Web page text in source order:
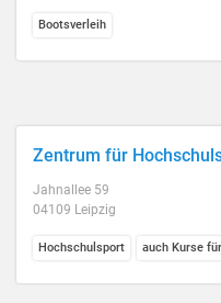
Bootsverleih
Zentrum für
Jahnallee 59
04109 Leipzig
Hochschulsport auch Kurse